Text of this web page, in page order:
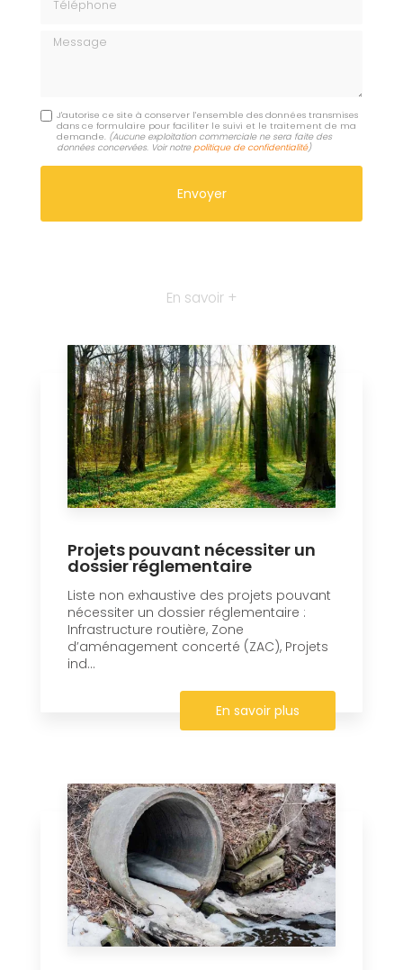
Message
J'autorise ce site à conserver l'ensemble des données transmises
dans ce formulaire pour faciliter le suivi et le traitement de ma
demande. (Aucune exploitation commerciale ne sera faite des
données concervées. Voir notre politique de confidentialité)
En savoir +
Projets pouvant nécessiter un
dossier réglementaire
Liste non exhaustive des projets pouvant
nécessiter un dossier réglementaire :
Infrastructure routière, Zone
d’aménagement concerté (ZAC), Projets
ind...
En savoir plus